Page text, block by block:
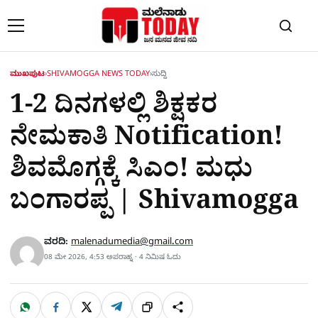
ಮುಖಪುಟ›SHIVAMOGGA NEWS TODAY›ಸುದ್ದಿ
1-2 ದಿನಗಳಲ್ಲಿ ಶಿಕ್ಷಕರ
ನೇಮಕಾತಿ Notification!
ಶಿವಮೊಗ್ಗಕ್ಕೆ ಸಿಎಂ! ಮಧು
ಬಂಗಾರಪ್ಪ | Shivamogga
ವರದಿ: malenadumedia@gmail.com
08 ಮೇ 2026, 4:53 ಅಪರಾಹ್ನ · 4 ನಿಮಿಷ ಓದು
ಹಂಚಿಕೊಳ್ಳಿ
W F X T